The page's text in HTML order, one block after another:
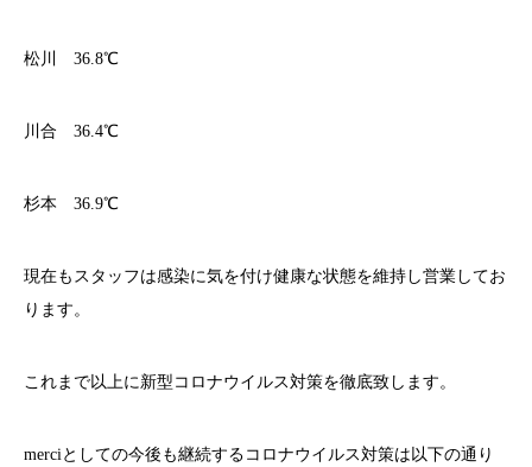
松川 36.8℃
川合 36.4℃
杉本 36.9℃
現在もスタッフは感染に気を付け健康な状態を維持し営業してお
ります。
これまで以上に新型コロナウイルス対策を徹底致します。
merciとしての今後も継続するコロナウイルス対策は以下の通り